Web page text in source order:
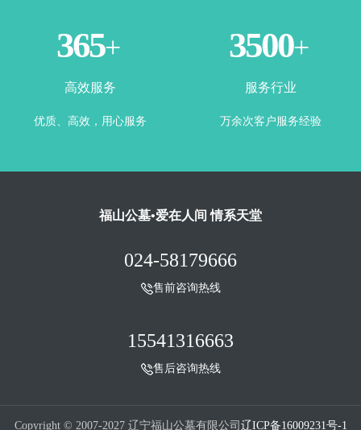
365+
高效服务
优质、高效，用心服务
3500+
服务行业
万余次客户服务经验
福山公墓•爱在人间 情系天堂
024-58179666
售前咨询热线
15541316663
售后咨询热线
Copyright © 2007-2027 辽宁福山公墓有限公司 辽ICP备16009231号-1